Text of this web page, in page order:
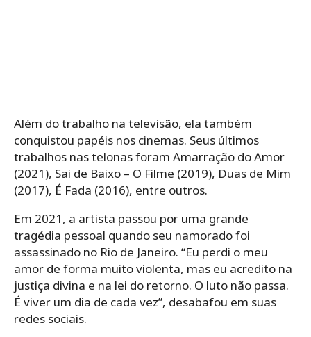
Além do trabalho na televisão, ela também
conquistou papéis nos cinemas. Seus últimos
trabalhos nas telonas foram Amarração do Amor
(2021), Sai de Baixo – O Filme (2019), Duas de Mim
(2017), É Fada (2016), entre outros.
Em 2021, a artista passou por uma grande
tragédia pessoal quando seu namorado foi
assassinado no Rio de Janeiro. “Eu perdi o meu
amor de forma muito violenta, mas eu acredito na
justiça divina e na lei do retorno. O luto não passa.
É viver um dia de cada vez”, desabafou em suas
redes sociais.